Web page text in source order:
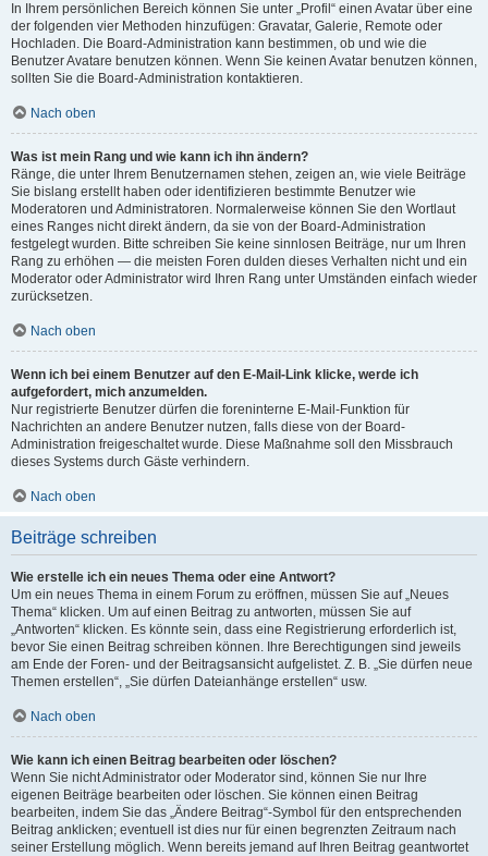
In Ihrem persönlichen Bereich können Sie unter „Profil“ einen Avatar über eine
der folgenden vier Methoden hinzufügen: Gravatar, Galerie, Remote oder
Hochladen. Die Board-Administration kann bestimmen, ob und wie die
Benutzer Avatare benutzen können. Wenn Sie keinen Avatar benutzen können,
sollten Sie die Board-Administration kontaktieren.
Nach oben
Was ist mein Rang und wie kann ich ihn ändern?
Ränge, die unter Ihrem Benutzernamen stehen, zeigen an, wie viele Beiträge
Sie bislang erstellt haben oder identifizieren bestimmte Benutzer wie
Moderatoren und Administratoren. Normalerweise können Sie den Wortlaut
eines Ranges nicht direkt ändern, da sie von der Board-Administration
festgelegt wurden. Bitte schreiben Sie keine sinnlosen Beiträge, nur um Ihren
Rang zu erhöhen — die meisten Foren dulden dieses Verhalten nicht und ein
Moderator oder Administrator wird Ihren Rang unter Umständen einfach wieder
zurücksetzen.
Nach oben
Wenn ich bei einem Benutzer auf den E-Mail-Link klicke, werde ich
aufgefordert, mich anzumelden.
Nur registrierte Benutzer dürfen die foreninterne E-Mail-Funktion für
Nachrichten an andere Benutzer nutzen, falls diese von der Board-
Administration freigeschaltet wurde. Diese Maßnahme soll den Missbrauch
dieses Systems durch Gäste verhindern.
Nach oben
Beiträge schreiben
Wie erstelle ich ein neues Thema oder eine Antwort?
Um ein neues Thema in einem Forum zu eröffnen, müssen Sie auf „Neues
Thema“ klicken. Um auf einen Beitrag zu antworten, müssen Sie auf
„Antworten“ klicken. Es könnte sein, dass eine Registrierung erforderlich ist,
bevor Sie einen Beitrag schreiben können. Ihre Berechtigungen sind jeweils
am Ende der Foren- und der Beitragsansicht aufgelistet. Z. B. „Sie dürfen neue
Themen erstellen“, „Sie dürfen Dateianhänge erstellen“ usw.
Nach oben
Wie kann ich einen Beitrag bearbeiten oder löschen?
Wenn Sie nicht Administrator oder Moderator sind, können Sie nur Ihre
eigenen Beiträge bearbeiten oder löschen. Sie können einen Beitrag
bearbeiten, indem Sie das „Ändere Beitrag“-Symbol für den entsprechenden
Beitrag anklicken; eventuell ist dies nur für einen begrenzten Zeitraum nach
seiner Erstellung möglich. Wenn bereits jemand auf Ihren Beitrag geantwortet